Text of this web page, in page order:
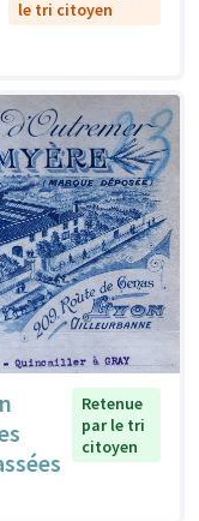
le tri citoyen
Retenue
par le tri
citoyen